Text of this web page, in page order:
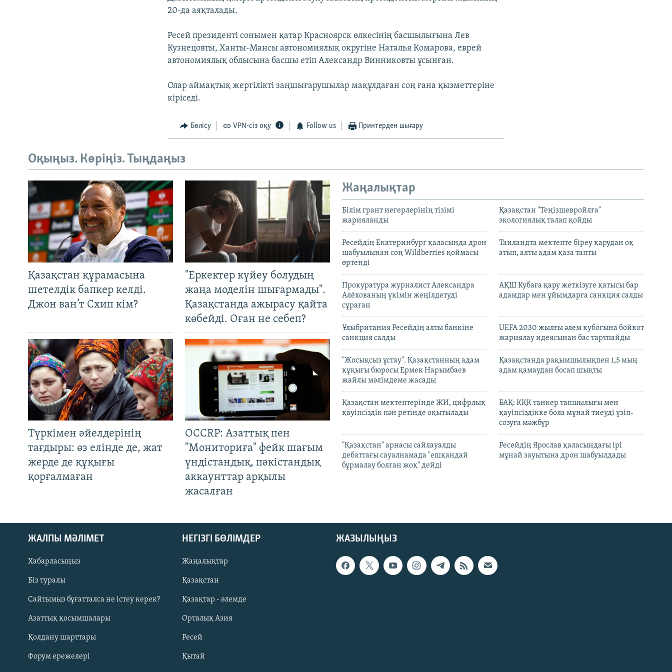
Русский
ЖАЗЫЛЫҢЫЗ
20-да аяқталады.
Ресей президенті сонымен қатар Красноярск өлкесінің басшылығына Лев
Кузнецовты, Ханты-Мансы автономиялық округіне Наталья Комарова, еврей
автономиялық облысына басшы етіп Александр Винниковты ұсынған.
Олар аймақтық жергілікті заңшығарушылар мақұлдаған соң ғана қызметтеріне
кіріседі.
Бөлісу VPN-сіз оқу Follow us Принтерден шығару
Оқыңыз. Көріңіз. Тыңдаңыз
Қазақстан құрамасына
шетелдік бапкер келді.
Джон ван’т Схип кім?
"Еркектер күйеу болудың
жаңа моделін шығармады".
Қазақстанда ажырасу қайта
көбейді. Оған не себеп?
Түркімен әйелдерінің
тағдыры: өз елінде де, жат
жерде де құқығы
қорғалмаған
OCCRP: Азаттық пен
"Мониториға" фейк шағым
үндістандық, пәкістандық
аккаунттар арқылы
жасалған
Жаңалықтар
Білім грант иегерлерінің тізімі
жарияланды
Қазақстан "Теңізшевройлға"
экологиялық талап қойды
Ресейдің Екатеринбург қаласында дрон
шабуылынан соң Wildberries қоймасы
өртенді
Таиландта мектепте біреу қарудан оқ
атып, алты адам қаза тапты
Прокуратура журналист Александра
Алёхованың үкімін жеңілдетуді
сұраған
АҚШ Кубаға қару жеткізуге қатысы бар
адамдар мен ұйымдарға санкция салды
Ұлыбритания Ресейдің алты банкіне
санкция салды
UEFA 2030 жылғы әлем кубогына бойкот
жариялау идеясынан бас тартпайды
"Жосықсыз ұстау". Қазақстанның адам
құқығы бюросы Ермек Нарымбаев
жайлы мәлімдеме жасады
Қазақстанда рақымшылықпен 1,5 мың
адам қамаудан босап шықты
Қазақстан мектептерінде ЖИ, цифрлық
қауіпсіздік пән ретінде оқытылады
БАҚ: КҚК танкер тапшылығы мен
қауіпсіздікке бола мұнай тиеуді үзіп-
созуға мәжбүр
"Қазақстан" арнасы сайлауалды
дебаттағы сауалнамада "ешқандай
бұрмалау болған жоқ" дейді
Ресейдің Ярослав қаласындағы ірі
мұнай зауытына дрон шабуылдады
ЖАЗЫЛЫҢЫЗ
ЖАЛПЫ МӘЛІМЕТ
Хабарласыңыз
Біз туралы
Сайтымыз бұғатталса не істеу керек?
Азаттық қосымшалары
Қолдану шарттары
Форум ережелері
НЕГІЗГІ БӨЛІМДЕР
Жаңалықтар
Қазақстан
Қазақтар - әлемде
Орталық Азия
Ресей
Қытай